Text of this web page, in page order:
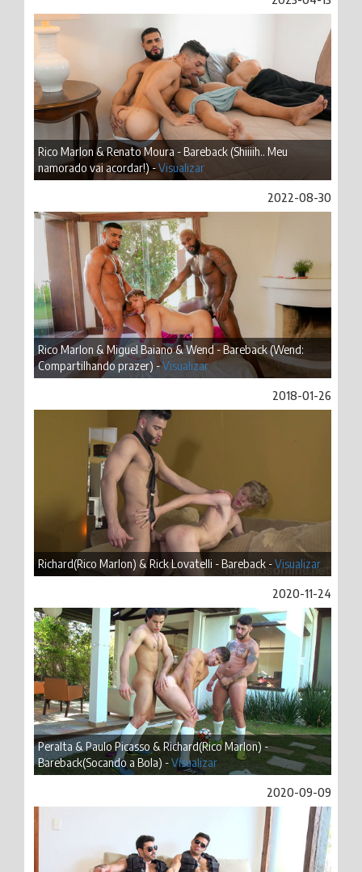
Rico Marlon & Renato Moura - Bareback (Shiiiih.. Meu
namorado vai acordar!) -Visualizar
2022-08-30
Rico Marlon & Miguel Baiano & Wend - Bareback (Wend:
Compartilhando prazer) -Visualizar
2018-01-26
Richard(Rico Marlon) & Rick Lovatelli - Bareback -Visualizar
2020-11-24
Peralta & Paulo Picasso & Richard(Rico Marlon) -
Bareback(Socando a Bola) -Visualizar
2020-09-09